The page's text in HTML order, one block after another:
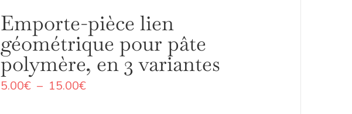
Emporte-pièce lien
géométrique pour pâte
polymère, en 3 variantes
5.00€ – 15.00€Plage